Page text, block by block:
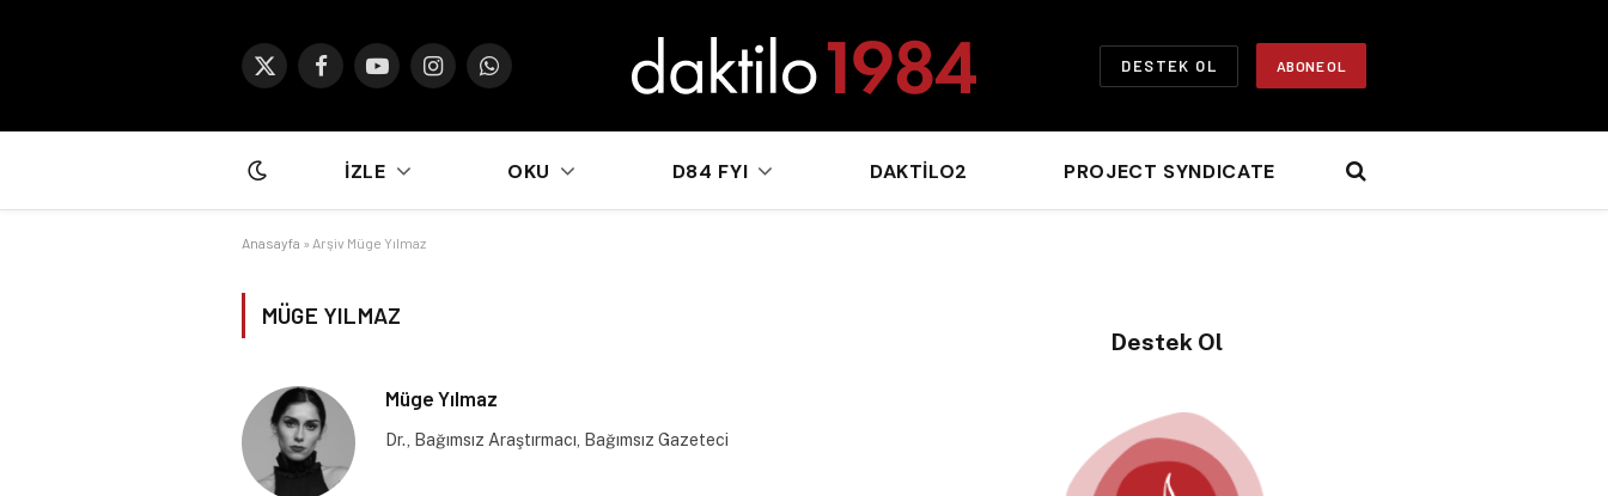
X
FacebookYouTubeInstagramWhatsApp
DESTEK OL ABONE OL
İZLE OKU D84 FYI DAKTILO2 PROJECT SYNDICATE
Anasayfa » Arşiv Müge Yılmaz
MÜGE YILMAZ
Müge Yılmaz
Dr., Bağımsız Araştırmacı, Bağımsız Gazeteci
Destek Ol